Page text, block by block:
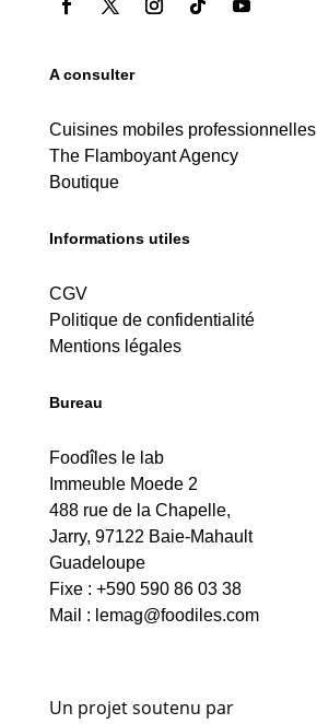
A consulter
Cuisines mobiles professionnelles
The Flamboyant Agency
Boutique
Informations utiles
CGV
Politique de confidentialité
Mentions légales
Bureau
Foodîles le lab
Immeuble Moede 2
488 rue de la Chapelle,
Jarry, 97122 Baie-Mahault
Guadeloupe
Fixe : +590 590 86 03 38
Mail : lemag@foodiles.com
Un projet soutenu par